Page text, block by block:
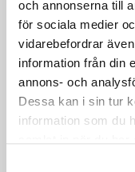
och annonserna till
för sociala medier
vidarebefordrar
information från din
annons- och
Dessa kan i sin tur
information som du